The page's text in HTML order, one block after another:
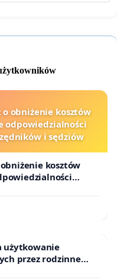
o obniżenie kosztów
odpowiedzialności
i sędziów
kosztów
i sędziów
użytkowanie
przez rodzinne